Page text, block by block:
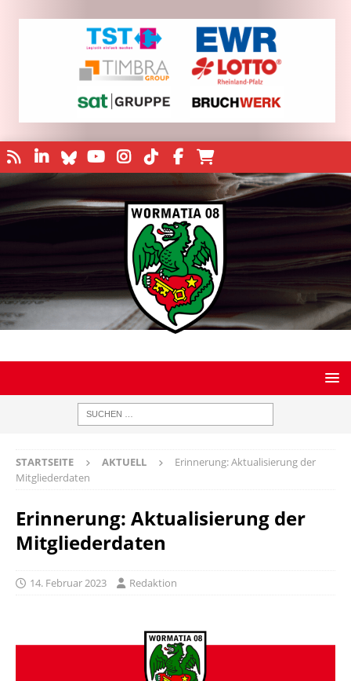
STARTSEITE AKTUELL
Erinnerung: Aktualisierung der
Mitgliederdaten
Erinnerung: Aktualisierung der
Mitgliederdaten
14. Februar 2023 Redaktion